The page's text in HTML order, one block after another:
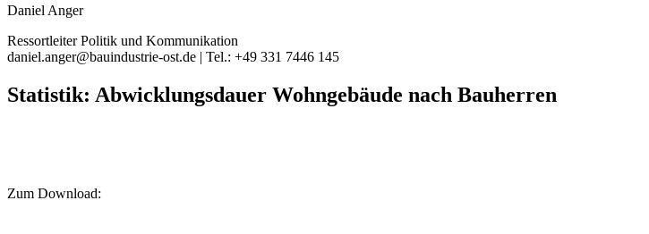
Daniel Anger
Ressortleiter Politik und Kommunikation
daniel.anger@bauindustrie-ost.de | Tel.: +49 331 7446 145
Statistik: Abwicklungsdauer Wohngebäude nach Bauherren
Zum Download: